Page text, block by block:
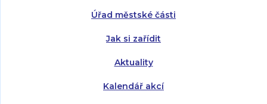
Úřad městské části
Jak si zařídit
Aktuality
Kalendář akcí